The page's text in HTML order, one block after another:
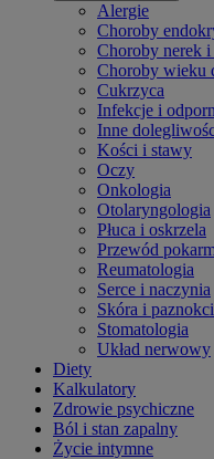
Alergie
Choroby
Choroby nerek
Choroby wieku
Cukrzyca
Infekcje i
Inne
Kości i stawy
Oczy
Onkologia
Otolaryngologia
Płuca i oskrzela
Przewód
Reumatologia
Serce i naczynia
Skóra i
Stomatologia
Układ nerwowy
Diety
Kalkulatory
Zdrowie psychiczne
Ból i stan zapalny
Życie intymne